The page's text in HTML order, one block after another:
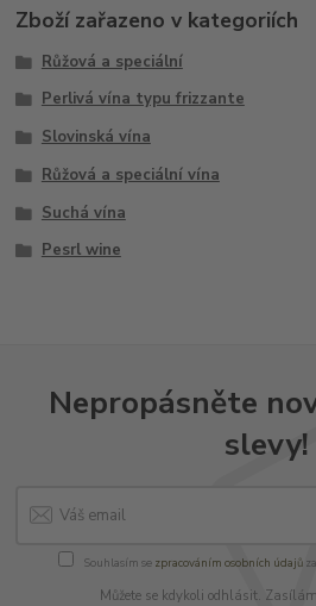
Zboží zařazeno v kategoriích
Růžová a speciální
Perlivá vína typu frizzante
Slovinská vína
Růžová a speciální vína
Suchá vína
Pesrl wine
Nepropásněte
slevy!
Souhlasím se zpracováním osobních údajů
Můžete se kdykoli odhlásit.